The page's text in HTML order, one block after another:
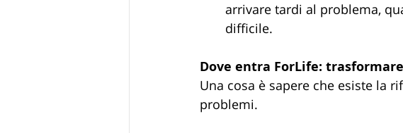
arrivare tardi al problema,
difficile.
Dove entra ForLife:
Una cosa è sapere che esiste la
problemi.